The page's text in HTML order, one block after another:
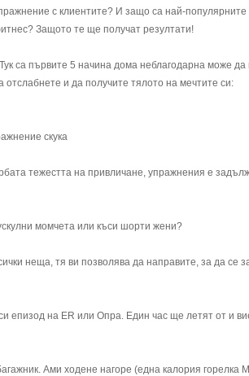
с клиентите? И защо са най-популярните
Защото те ще получат резултати!
са първите 5 начина дома неблагодарна може да
отслабнете и да получите тялото на мечтите си:
скука
тежестта на привличане, упражнения е
момчета или къси шорти жени?
неща, тя ви позволява да направите, за да се
епизод на ER или Опра. Един час ще летят от и
Ами ходене нагоре (една калория горелка